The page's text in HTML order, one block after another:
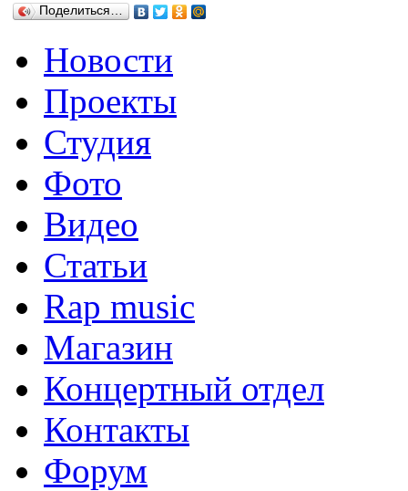
Поделиться…
Новости
Проекты
Студия
Фото
Видео
Статьи
Rap music
Магазин
Концертный отдел
Контакты
Форум